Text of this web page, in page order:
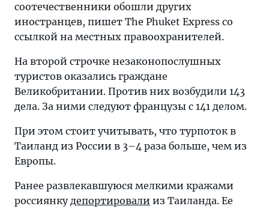
соотечественники обошли других
иностранцев, пишет The Phuket Express со
ссылкой на местных правоохранителей.
На второй строчке незаконопослушных
туристов оказались граждане
Великобритании. Против них возбудили 143
дела. За ними следуют французы с 141 делом.
При этом стоит учитывать, что турпоток в
Таиланд из России в 3–4 раза больше, чем из
Европы.
Ранее развлекавшуюся мелкими кражами
россиянкудепортировали из Таиланда. Ее